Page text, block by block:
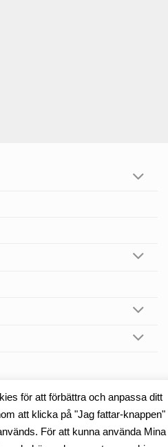
KONTAKT
©Heat & Smoke AB
för att förbättra och anpassa ditt
att klicka på "Jag fattar-knappen"
För att kunna använda Mina